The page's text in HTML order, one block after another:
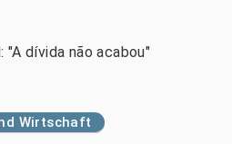
dívida não acabou"
Wirtschaft